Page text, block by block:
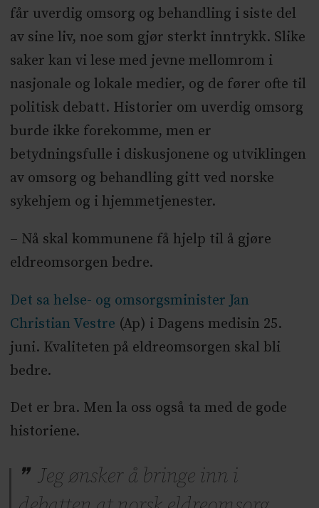
får uverdig omsorg og behandling i siste del
av sine liv, noe som gjør sterkt inntrykk. Slike
saker kan vi lese med jevne mellomrom i
nasjonale og lokale medier, og de fører ofte til
politisk debatt. Historier om uverdig omsorg
burde ikke forekomme, men er
betydningsfulle i diskusjonene og utviklingen
av omsorg og behandling gitt ved norske
sykehjem og i hjemmetjenester.
– Nå skal kommunene få hjelp til å gjøre
eldreomsorgen bedre.
Det sa helse- og omsorgsminister Jan
Christian Vestre (Ap) i Dagens medisin 25.
juni. Kvaliteten på eldreomsorgen skal bli
bedre.
Det er bra. Men la oss også ta med de gode
historiene.
Jeg ønsker å bringe inn i